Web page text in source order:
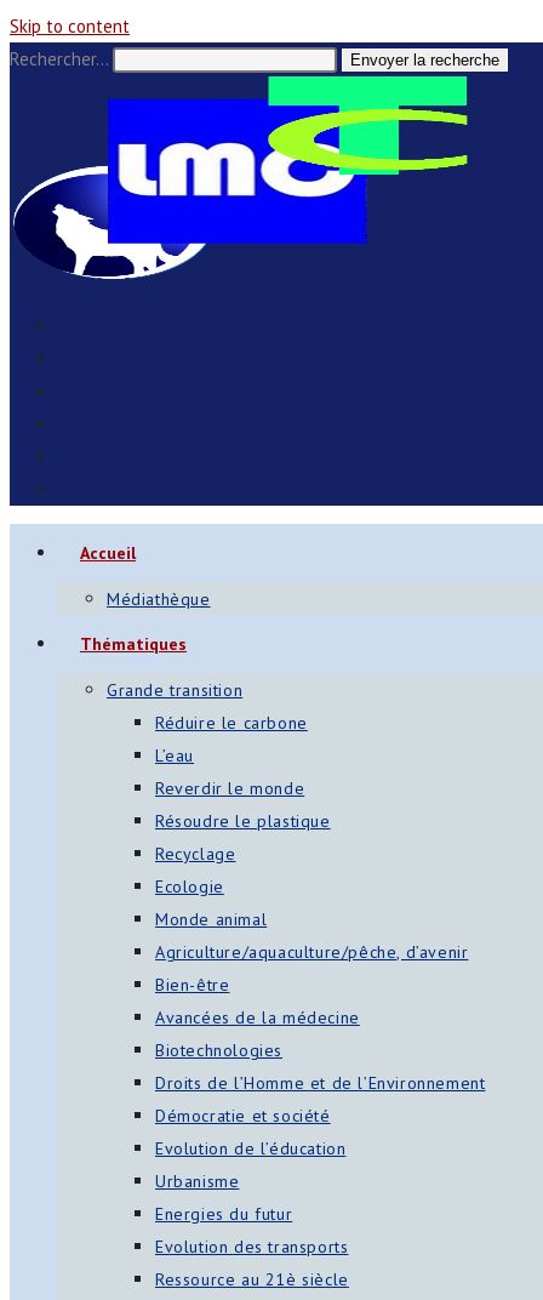
Skip to content
Rechercher…
Envoyer la recherche
Accueil
Médiathèque
Thématiques
Grande transition
Réduire le carbone
L’eau
Reverdir le monde
Résoudre le plastique
Recyclage
Ecologie
Monde animal
Agriculture/aquaculture/pêche, d’avenir
Bien-être
Avancées de la médecine
Biotechnologies
Droits de l’Homme et de l’Environnement
Démocratie et société
Evolution de l’éducation
Urbanisme
Energies du futur
Evolution des transports
Ressource au 21è siècle